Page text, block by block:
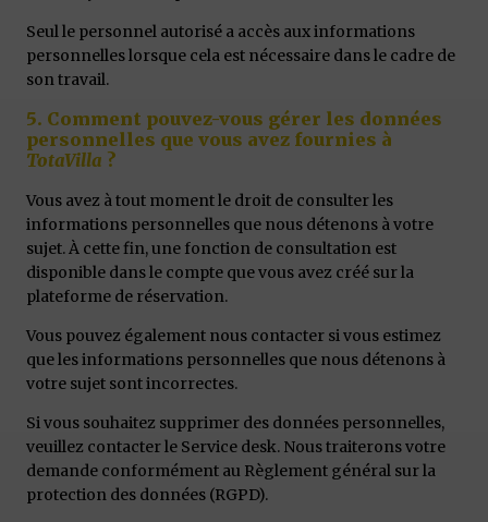
Seul le personnel autorisé a accès aux informations
personnelles lorsque cela est nécessaire dans le cadre de
son travail.
5. Comment pouvez-vous gérer les données
personnelles que vous avez fournies à
TotaVilla ?
Vous avez à tout moment le droit de consulter les
informations personnelles que nous détenons à votre
sujet. À cette fin, une fonction de consultation est
disponible dans le compte que vous avez créé sur la
plateforme de réservation.
Vous pouvez également nous contacter si vous estimez
que les informations personnelles que nous détenons à
votre sujet sont incorrectes.
Si vous souhaitez supprimer des données personnelles,
veuillez contacter le Service desk. Nous traiterons votre
demande conformément au Règlement général sur la
protection des données (RGPD).